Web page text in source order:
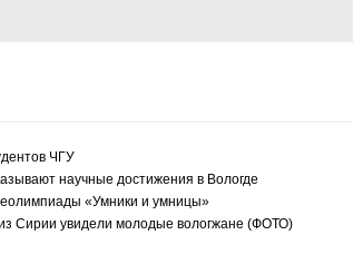
ЧГУ
научные достижения в Вологде
«Умники и умницы»
Сирии увидели молодые вологжане (ФОТО)